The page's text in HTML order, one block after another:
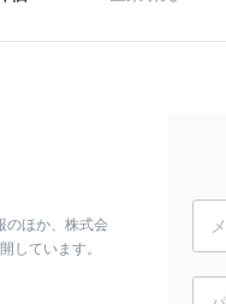
のほか、株式会
しています。